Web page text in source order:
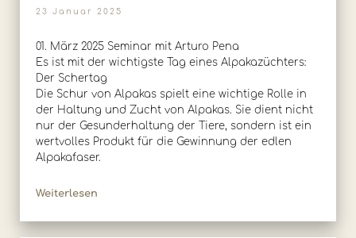
23 Januar 2025
01. März 2025 Seminar mit Arturo Pena
Es ist mit der wichtigste Tag eines Alpakazüchters:
Der Schertag
Die Schur von Alpakas spielt eine wichtige Rolle in
der Haltung und Zucht von Alpakas. Sie dient nicht
nur der Gesunderhaltung der Tiere, sondern ist ein
wertvolles Produkt für die Gewinnung der edlen
Alpakafaser.
Weiterlesen